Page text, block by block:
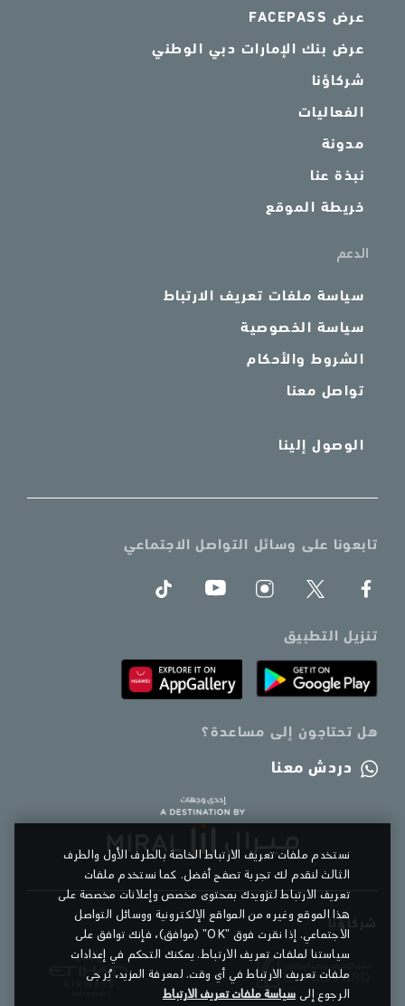
عرض FACEPASS
عرض بنك الإمارات دبي الوطني
شركاؤنا
الفعاليات
مدونة
نبذة عنا
خريطة الموقع
الدعم
سياسة ملفات تعريف الارتباط
سياسة الخصوصية
الشروط والأحكام
تواصل معنا
الوصول إلينا
تابعونا على وسائل التواصل الاجتماعي
تنزيل التطبيق
هل تحتاجون إلى مساعدة؟
دردش معنا
نستخدم ملفات تعريف الارتباط الخاصة بالطرف الأول والطرف
الثالث لنقدم لك تجربة تصفح أفضل. كما نستخدم ملفات
تعريف الارتباط لتزويدك بمحتوى مخصص وإعلانات مخصصة على
هذا الموقع وغيره من المواقع الإلكترونية ووسائل التواصل
الاجتماعي. إذا نقرت فوق "OK" (موافق)، فإنك توافق على
سياستنا لملفات تعريف الارتباط. يمكنك التحكم في إعدادات
ملفات تعريف الارتباط في أي وقت. لمعرفة المزيد، يُرجى
الرجوع إلى سياسة ملفات تعريف الارتباط